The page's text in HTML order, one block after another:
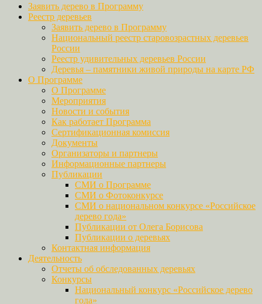
Заявить дерево в Программу
Реестр деревьев
Заявить дерево в Программу
Национальный реестр старовозрастных деревьев
России
Реестр удивительных деревьев России
Деревья – памятники живой природы на карте РФ
О Программе
О Программе
Мероприятия
Новости и события
Как работает Программа
Сертификационная комиссия
Документы
Организаторы и партнеры
Информационные партнеры
Публикации
СМИ о Программе
СМИ о Фотоконкурсе
СМИ о национальном конкурсе «Российское
дерево года»
Публикации от Олега Борисова
Публикации о деревьях
Контактная информация
Деятельность
Отчеты об обследованных деревьях
Конкурсы
Национальный конкурс «Российское дерево
года»